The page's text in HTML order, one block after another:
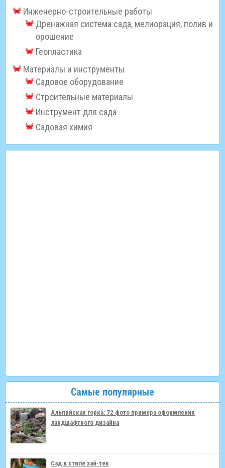
Инженерно-строительные работы
Дренажная система сада, мелиорация, полив и
орошение
Геопластика
Материалы и инструменты
Садовое оборудование
Строительные материалы
Инструмент для сада
Садовая химия
Самые популярные
Альпийская горка: 72 фото примера оформления
ландшафтного дизайна
Сад в стиле хай-тек